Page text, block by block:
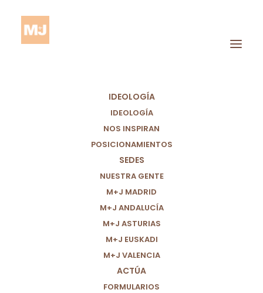
IDEOLOGÍA
IDEOLOGÍA
NOS INSPIRAN
POSICIONAMIENTOS
SEDES
NUESTRA GENTE
M+J MADRID
M+J ANDALUCÍA
M+J ASTURIAS
M+J EUSKADI
M+J VALENCIA
ACTÚA
FORMULARIOS
Simulacros